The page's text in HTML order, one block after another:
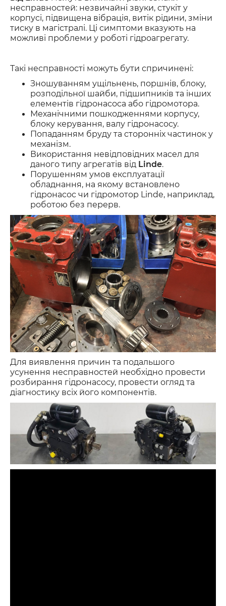
несправностей: незвичайні звуки, стукіт у
корпусі, підвищена вібрація, витік рідини, зміни
тиску в магістралі. Ці симптоми вказують на
можливі проблеми у роботі гідроагрегату.
Такі несправності можуть бути спричинені:
Зношуванням ущільнень, поршнів, блоку,
розподільної шайби, підшипників та інших
елементів гідронасоса або гідромотора.
Механічними пошкодженнями корпусу,
блоку керування, валу гідронасосу.
Попаданням бруду та сторонніх частинок у
механізм.
Використання невідповідних масел для
даного типу агрегатів від Linde.
Порушенням умов експлуатації
обладнання, на якому встановлено
гідронасос чи гідромотор Linde, наприклад,
роботою без перерв.
Для виявлення причин та подальшого
усунення несправностей необхідно провести
розбирання гідронасосу, провести огляд та
діагностику всіх його компонентів.